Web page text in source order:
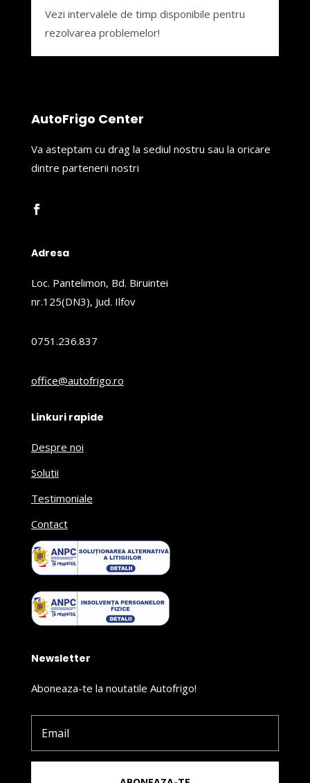
Vezi intervalele de timp disponibile pentru
rezolvarea problemelor!
AutoFrigo Center
Va asteptam cu drag la sediul nostru sau la oricare
dintre partenerii nostri
Adresa
Loc. Pantelimon, Bd. Biruintei
nr.125(DN3), Jud. Ilfov
0751.236.837
office@autofrigo.ro
Linkuri rapide
Despre noi
Solutii
Testimoniale
Contact
Newsletter
Aboneaza-te la noutatile Autofrigo!